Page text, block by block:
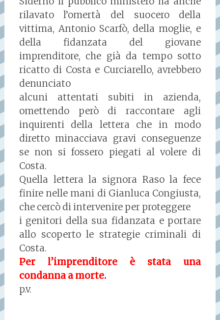
rilavato l’omertà del suocero della
vittima, Antonio Scarfò, della moglie, e
della fidanzata del giovane
imprenditore, che già da tempo sotto
ricatto di Costa e Curciarello, avrebbero
denunciato
alcuni attentati subiti in azienda,
omettendo però di raccontare agli
inquirenti della lettera che in modo
diretto minacciava gravi conseguenze
se non si fossero piegati al volere di
Costa.
Quella lettera la signora Raso la fece
finire nelle mani di Gianluca Congiusta,
che cercò di intervenire per proteggere
i genitori della sua fidanzata e portare
allo scoperto le strategie criminali di
Costa.
Per l’imprenditore è stata una
condanna a morte.
p.v.